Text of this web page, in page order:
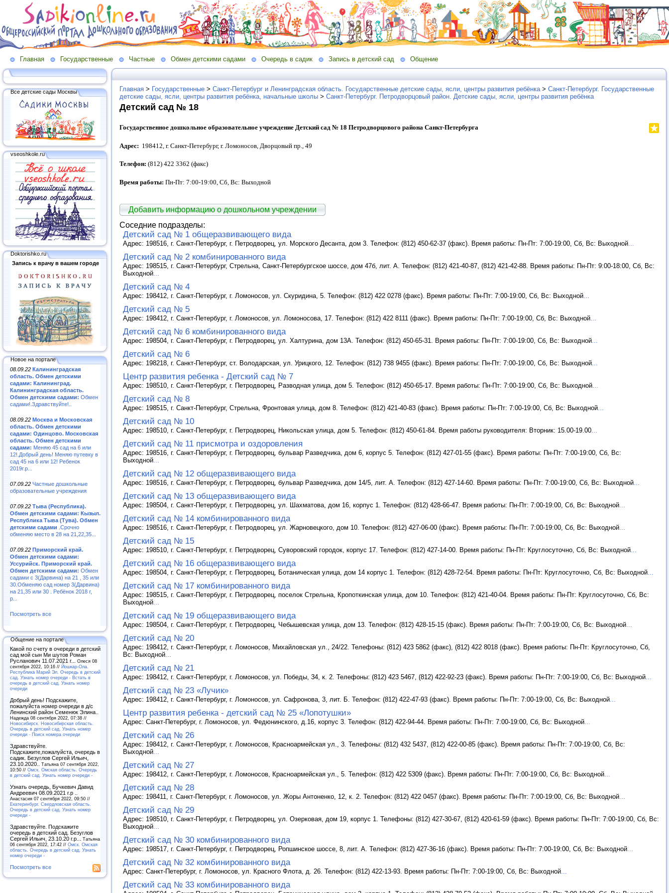
Главная Государственные Частные Обмен детскими садами Очередь в садик Запись в детский сад Общение
Все детские сады Москвы
vseoshkole.ru
Doktorishko.ru
Запись к врачу в вашем городе
Новое на портале
08.09.22 Калининградская
область. Обмен детскими
садами: Калининград.
Калининградская область.
Обмен детскими садами: Обмен
садами!.Здравствуйте!..
08.09.22 Москва и Московская
область. Обмен детскими
садами: Одинцово. Московская
область. Обмен детскими
садами: Меняю 45 сад на 6 или
12!.Добрый день! Меняю путевку в
сад 45 на 6 или 12! Ребенок
2019г.р...
07.09.22 Частные дошкольные
образовательные учреждения
07.09.22 Тыва (Республика).
Обмен детскими садами: Кызыл.
Республика Тыва (Тува). Обмен
детскими садами .Срочно
обменяю место в 28 на 21,22,35...
07.09.22 Приморский край.
Обмен детскими садами:
Уссурийск. Приморский край.
Обмен детскими садами: Обмен
садами с 3(Дарвина) на 21 , 35 или
30.Обменяю сад номер 3(Дарвина)
на 21,35 или 30 . Ребёнок 2018 г,
р...
Посмотреть все
Общение на портале
Какой по счету в очереди в детский
сад мой сын Ми шутов Роман
Русланович 11.07.2021 г... Олеся 08
сентября 2022, 10:16 // Йошкар-Ола.
Республика Марий Эл. Очередь в детский
сад. Узнать номер очереди - Встать в
очередь в детский сад. Узнать номер
очереди
Добрый день! Подскажите,
пожалуйста номер очереди в д/с
Ленинский район Семенюк Элина..
Надежда 08 сентября 2022, 07:38 //
Новосибирск. Новосибирская область.
Очередь в детский сад. Узнать номер
очереди - Поиск номера очереди
Здравствуйте.
Подскажите,пожалуйста, очередь в
садик. Безуглов Сергей Ильич,
23.10.2020.. Татьяна 07 сентября 2022,
10:50 // Омск. Омская область. Очередь
в детский сад. Узнать номер очереди -
Узнать очередь, Бучкевич Давид
Андреевич 08.09.2021 г.р ..
Анастасия 07 сентября 2022, 09:50 //
Екатеринбург. Свердловская область.
Очередь в детский сад. Узнать номер
очереди -
Здравствуйте. Подскажите
очередь в детский сад. Безуглов
Сергей Ильич, 23.10.20 г.р... Татьяна
06 сентября 2022, 17:42 // Омск. Омская
область. Очередь в детский сад. Узнать
номер очереди -
Посмотреть все
Главная > Государственные > Санкт-Петербург и Ленинградская область. Государственные детские сады, ясли, центры развития ребёнка> Санкт-Петербург. Государственные
детские сады, ясли, центры развития ребёнка, начальные школы > Санкт-Петербург. Петродворцовый район. Детские сады, ясли, центры развития ребёнка
Детский сад № 18
Государственное дошкольное образовательное учреждение Детский сад № 18 Петродворцового района Санкт-Петербурга
Адрес: 198412, г. Санкт-Петербург, г. Ломоносов, Дворцовый пр., 49
Телефон: (812) 422 3362 (факс)
Время работы: Пн-Пт: 7:00-19:00, Сб, Вс: Выходной
Добавить информацию о дошкольном учреждении
Соседние подразделы:
Детский сад № 1 общеразвивающего вида
Адрес: 198516, г. Санкт-Петербург, г. Петродворец, ул. Морского Десанта, дом 3. Телефон: (812) 450-62-37 (факс). Время работы: Пн-Пт: 7:00-19:00, Сб, Вс: Выходной
Детский сад № 2 комбинированного вида
Адрес: 198515, г. Санкт-Петербург, Стрельна, Санкт-Петербургское шоссе, дом 47б, лит. А. Телефон: (812) 421-40-87, (812) 421-42-88. Время работы: Пн-Пт: 9:00-18:00, Сб, Вс:
Выходной
Детский сад № 4
Адрес: 198412, г. Санкт-Петербург, г. Ломоносов, ул. Скуридина, 5. Телефон: (812) 422 0278 (факс). Время работы: Пн-Пт: 7:00-19:00, Сб, Вс: Выходной
Детский сад № 5
Адрес: 198412, г. Санкт-Петербург, г. Ломоносов, ул. Ломоносова, 17. Телефон: (812) 422 8111 (факс). Время работы: Пн-Пт: 7:00-19:00, Сб, Вс: Выходной
Детский сад № 6 комбинированного вида
Адрес: 198504, г. Санкт-Петербург, г. Петродворец, ул. Халтурина, дом 13А. Телефон: (812) 450-65-31. Время работы: Пн-Пт: 7:00-19:00, Сб, Вс: Выходной
Детский сад № 6
Адрес: 198218, г. Санкт-Петербург, ст. Володарская, ул. Урицкого, 12. Телефон: (812) 738 9455 (факс). Время работы: Пн-Пт: 7:00-19:00, Сб, Вс: Выходной
Центр развития ребенка - Детский сад № 7
Адрес: 198510, г. Санкт-Петербург, г. Петродворец, Разводная улица, дом 5. Телефон: (812) 450-65-17. Время работы: Пн-Пт: 7:00-19:00, Сб, Вс: Выходной
Детский сад № 8
Адрес: 198515, г. Санкт-Петербург, Стрельна, Фронтовая улица, дом 8. Телефон: (812) 421-40-83 (факс). Время работы: Пн-Пт: 7:00-19:00, Сб, Вс: Выходной
Детский сад № 10
Адрес: 198510, г. Санкт-Петербург, г. Петродворец, Никольская улица, дом 5. Телефон: (812) 450-61-84. Время работы руководителя: Вторник: 15.00-19.00
Детский сад № 11 присмотра и оздоровления
Адрес: 198516, г. Санкт-Петербург, г. Петродворец, бульвар Разведчика, дом 6, корпус 5. Телефон: (812) 427-01-55 (факс). Время работы: Пн-Пт: 7:00-19:00, Сб, Вс:
Выходной
Детский сад № 12 общеразвивающего вида
Адрес: 198516, г. Санкт-Петербург, г. Петродворец, бульвар Разведчика, дом 14/5, лит. А. Телефон: (812) 427-14-60. Время работы: Пн-Пт: 7:00-19:00, Сб, Вс: Выходной
Детский сад № 13 общеразвивающего вида
Адрес: 198504, г. Санкт-Петербург, г. Петродворец, ул. Шахматова, дом 16, корпус 1. Телефон: (812) 428-66-47. Время работы: Пн-Пт: 7:00-19:00, Сб, Вс: Выходной
Детский сад № 14 комбинированного вида
Адрес: 198516, г. Санкт-Петербург, г. Петродворец, ул. Жарновецкого, дом 10. Телефон: (812) 427-06-00 (факс). Время работы: Пн-Пт: 7:00-19:00, Сб, Вс: Выходной
Детский сад № 15
Адрес: 198510, г. Санкт-Петербург, г. Петродворец, Суворовский городок, корпус 17. Телефон: (812) 427-14-00. Время работы: Пн-Пт: Круглосуточно, Сб, Вс: Выходной
Детский сад № 16 общеразвивающего вида
Адрес: 198504, г. Санкт-Петербург, г. Петродворец, Ботаническая улица, дом 14 корпус 1. Телефон: (812) 428-72-54. Время работы: Пн-Пт: Круглосуточно, Сб, Вс: Выходной
Детский сад № 17 комбинированного вида
Адрес: 198515, г. Санкт-Петербург, г. Петродворец, поселок Стрельна, Кропоткинская улица, дом 10. Телефон: (812) 421-40-04. Время работы: Пн-Пт: Круглосуточно, Сб, Вс:
Выходной
Детский сад № 19 общеразвивающего вида
Адрес: 198504, г. Санкт-Петербург, г. Петродворец, Чебышевская улица, дом 13. Телефон: (812) 428-15-15 (факс). Время работы: Пн-Пт: 7:00-19:00, Сб, Вс: Выходной
Детский сад № 20
Адрес: 198412, г. Санкт-Петербург, г. Ломоносов, Михайловская ул., 24/22. Телефоны: (812) 423 5862 (факс), (812) 422 8018 (факс). Время работы: Пн-Пт: Круглосуточно, Сб,
Вс: Выходной
Детский сад № 21
Адрес: 198412, г. Санкт-Петербург, г. Ломоносов, ул. Победы, 34, к. 2. Телефоны: (812) 423 5467, (812) 422-92-23 (факс). Время работы: Пн-Пт: 7:00-19:00, Сб, Вс: Выходной
Детский сад № 23 «Лучик»
Адрес: 198412, г. Санкт-Петербург, г. Ломоносов, ул. Сафронова, 3, лит. Б. Телефон: (812) 422-47-93 (факс). Время работы: Пн-Пт: 7:00-19:00, Сб, Вс: Выходной
Центр развития ребенка - детский сад № 25 «Лопотушки»
Адрес: Санкт-Петербург, г. Ломоносов, ул. Федюнинского, д.16, корпус 3. Телефон: (812) 422-94-44. Время работы: Пн-Пт: 7:00-19:00, Сб, Вс: Выходной
Детский сад № 26
Адрес: 198412, г. Санкт-Петербург, г. Ломоносов, Красноармейская ул., 3. Телефоны: (812) 432 5437, (812) 422-00-85 (факс). Время работы: Пн-Пт: 7:00-19:00, Сб, Вс:
Выходной
Детский сад № 27
Адрес: 198412, г. Санкт-Петербург, г. Ломоносов, Красноармейская ул., 5. Телефон: (812) 422 5309 (факс). Время работы: Пн-Пт: 7:00-19:00, Сб, Вс: Выходной
Детский сад № 28
Адрес: 198411, г. Санкт-Петербург, г. Ломоносов, ул. Жоры Антоненко, 12, к. 2. Телефон: (812) 422 0457 (факс). Время работы: Пн-Пт: 7:00-19:00, Сб, Вс: Выходной
Детский сад № 29
Адрес: 198510, г. Санкт-Петербург, г. Петродворец, ул. Озерковая, дом 19, корпус 1. Телефоны: (812) 427-30-67, (812) 420-61-59 (факс). Время работы: Пн-Пт: 7:00-19:00, Сб, Вс:
Выходной
Детский сад № 30 комбинированного вида
Адрес: 198517, г. Санкт-Петербург, г. Петродворец, Ропшинское шоссе, 8, лит. А. Телефон: (812) 427-36-16 (факс). Время работы: Пн-Пт: 7:00-19:00, Сб, Вс: Выходной
Детский сад № 32 комбинированного вида
Адрес: Санкт-Петербург, г. Ломоносов, ул. Красного Флота, д. 26. Телефон: (812) 422-13-93. Время работы: Пн-Пт: 7:00-19:00, Сб, Вс: Выходной
Детский сад № 33 комбинированного вида